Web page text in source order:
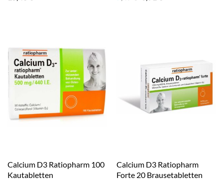
Preis
Calcium D3 Ratiopharm 100
Kautabletten
Calcium D3 Ratiopharm
Forte 20 Brausetabletten